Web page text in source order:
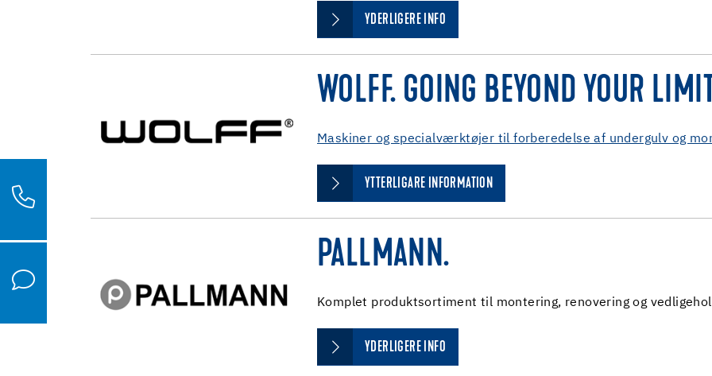
YDERLIGERE INFO
WOLFF. GOING BEYOND YOUR
Maskiner og specialværktøjer til forberedelse af undergulv og
YTTERLIGARE INFORMATION
PALLMANN.
Komplet produktsortiment til montering, renovering og
YDERLIGERE INFO